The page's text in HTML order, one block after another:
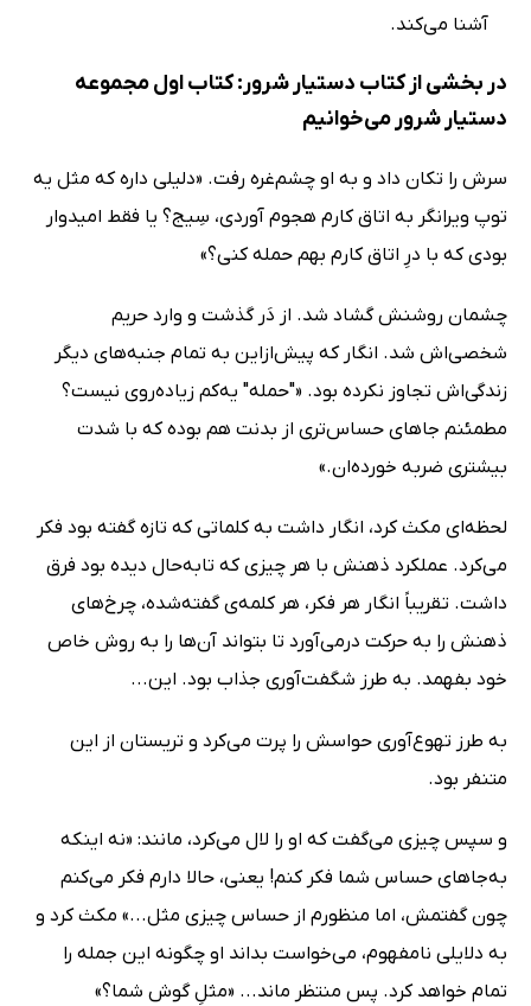
آشنا می‌کند.
در بخشی از کتاب دستیار شرور: کتاب اول مجموعه
دستیار شرور می‌خوانیم
سرش را تکان داد و به او چشم‌غره رفت. «دلیلی داره که مثل یه
توپ ویرانگر به اتاق کارم هجوم آوردی، سِیج؟ یا فقط امیدوار
بودی که با درِ اتاق کارم بهم حمله کنی؟»
چشمان روشنش گشاد شد. از دَر گذشت و وارد حریم
شخصی‌اش شد. انگار که پیش‌ازاین به تمام جنبه‌های دیگر
زندگی‌اش تجاوز نکرده بود. «"حمله" یه‌کم زیاده‌روی نیست؟
مطمئنم جاهای حساس‌تری از بدنت هم بوده که با شدت
بیشتری ضربه خورده‌ان.»
لحظه‌ای مکث کرد، انگار داشت به کلماتی که تازه گفته بود فکر
می‌کرد. عملکرد ذهنش با هر چیزی که تابه‌حال دیده بود فرق
داشت. تقریباً انگار هر فکر، هر کلمه‌ی گفته‌شده، چرخ‌های
ذهنش را به حرکت درمی‌آورد تا بتواند آن‌ها را به روش خاص
خود بفهمد. به طرز شگفت‌آوری جذاب بود. این...
به طرز تهوع‌آوری حواسش را پرت می‌کرد و تریستان از این
متنفر بود.
و سپس چیزی می‌گفت که او را لال می‌کرد، مانند: «نه اینکه
به‌جاهای حساس شما فکر کنم! یعنی، حالا دارم فکر می‌کنم
چون گفتمش، اما منظورم از حساس چیزی مثل...» مکث کرد و
به دلایلی نامفهوم، می‌خواست بداند او چگونه این جمله را
تمام خواهد کرد. پس منتظر ماند... «مثلِ گوش شما؟»